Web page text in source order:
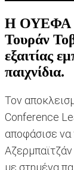
Η ΟΥΕΦΑ
Τουράν
εξαιτίας
παιχνίδια.
Τον
Conference
αποφάσισε να
με στημένα